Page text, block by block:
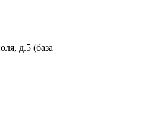
д.5 (база